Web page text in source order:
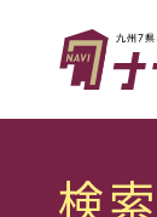
検